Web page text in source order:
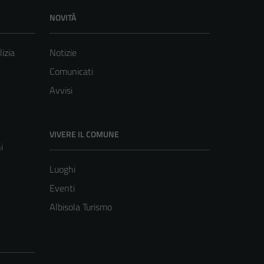
NOVITÀ
Notizie
Comunicati
Avvisi
VIVERE IL COMUNE
Luoghi
Eventi
Albisola Turismo